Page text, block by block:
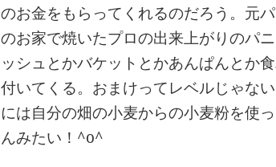
のお金をもらってくれるのだろう。元
のお家で焼いたプロの出来上がりのパ
ッシュとかバケットとかあんぱんとか
付いてくる。おまけってレベルじゃな
には自分の畑の小麦からの小麦粉を使
んみたい！^o^